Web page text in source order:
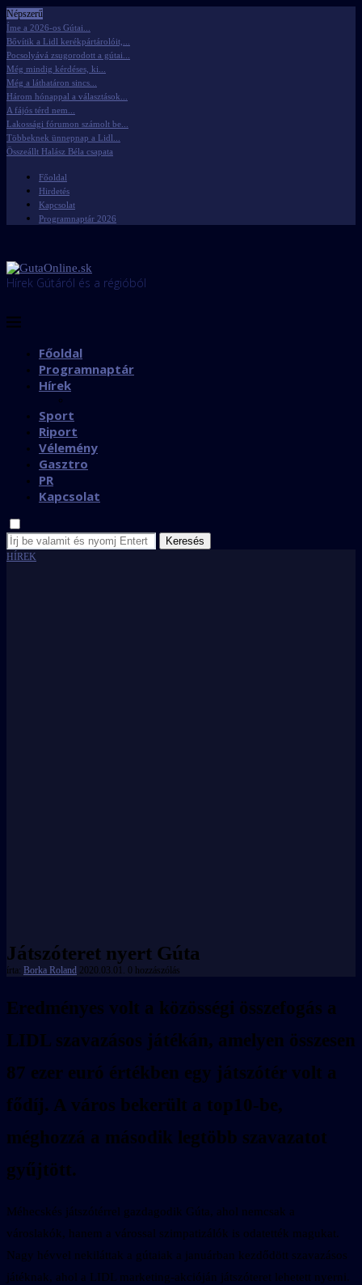
Népszerű
Íme a 2026-os Gútai...
Bővítik a Lidl kerékpártárolóit,...
Pocsolyává zsugorodott a gútai...
Még mindig kérdéses, ki...
Még a láthatáron sincs...
Három hónappal a választások...
A fájós térd nem...
Lakossági fórumon számolt be...
Többeknek ünnepnap a Lidl...
Összeállt Halász Béla csapata
Főoldal
Hirdetés
Kapcsolat
Programnaptár 2026
Hírek Gútáról és a régióból
Főoldal
Programnaptár
Hírek
Sport
Riport
Vélemény
Gasztro
PR
Kapcsolat
Keresés
HÍREK
Játszóteret nyert Gúta
írta: Borka Roland 2020.03.01. 0 hozzászólás
Eredményes volt a közösségi összefogás a
LIDL szavazásos játékán, amelyen összesen
87 ezer euró értékben egy játszótér volt a
fődíj. A város bekerült a top10-be,
méghozzá a második legtöbb szavazatot
gyűjtött.
Méhecskés játszótérrel gazdagodik Gúta, ahol nemcsak a
városlakók, hanem a várossal szimpatizálók is odatették magukat.
Nagy hévvel nekiláttak a gútaiak a januárban kezdődött szavazásos
játéknak, ahol a LIDL marketing-akcióján játszóteret lehetett nyerni.